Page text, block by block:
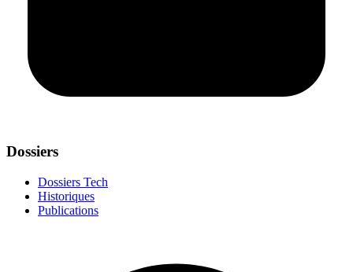
Dossiers
Dossiers Tech
Historiques
Publications